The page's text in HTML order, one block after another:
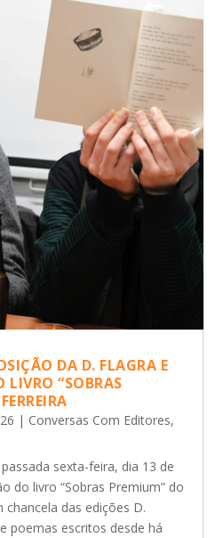
DA D. FLAGRA E
LIVRO “SOBRAS
| Conversas Com Editores,
sexta-feira, dia 13 de
do livro “Sobras Premium” do
das edições D.
poemas escritos desde há